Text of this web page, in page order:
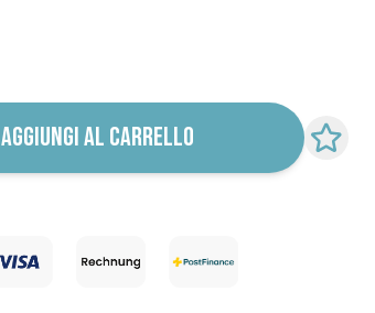
AGGIUNGI AL CARRELLO